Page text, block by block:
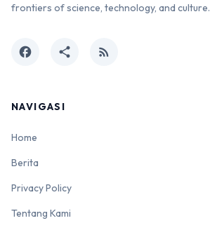
frontiers of science, technology, and culture.
facebook share rss_feed
NAVIGASI
Home
Berita
Privacy Policy
Tentang Kami